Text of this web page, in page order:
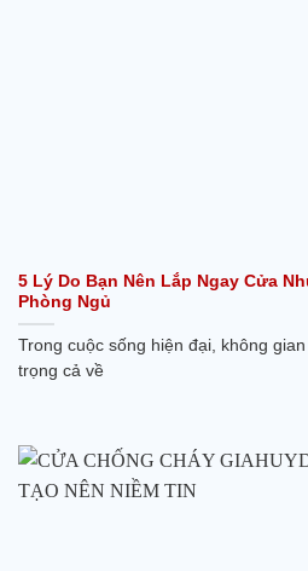
5 Lý Do Bạn Nên Lắp Ngay Cửa
Phòng Ngủ
Trong cuộc sống hiện đại, không
trọng cả về